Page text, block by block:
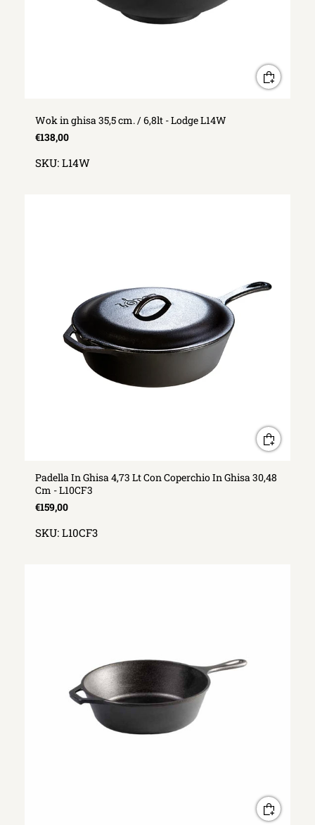
Wok in ghisa 35,5 cm. / 6,8lt - Lodge L14W
€138,00
SKU: L14W
Padella In Ghisa 4,73 Lt Con Coperchio In Ghisa 30,48
Cm - L10CF3
€159,00
SKU: L10CF3